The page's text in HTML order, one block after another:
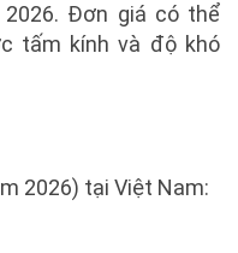
Đơn giá có thể
tấm kính và độ khó
2026) tại Việt Nam: